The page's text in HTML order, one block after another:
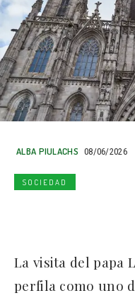
ALBA PIULACHS 08/06/2026
SOCIEDAD
La visita del papa
perfila como uno